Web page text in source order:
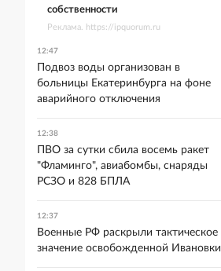
собственности
Реклама. https://ipquorum.ru
12:47
Подвоз воды организован в
больницы Екатеринбурга на фоне
аварийного отключения
12:38
ПВО за сутки сбила восемь ракет
"Фламинго", авиабомбы, снаряды
РСЗО и 828 БПЛА
12:37
Военные РФ раскрыли тактическое
значение освобожденной Ивановки